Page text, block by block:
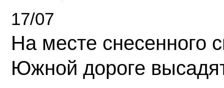
17/07
На месте снесенного
Южной дороге